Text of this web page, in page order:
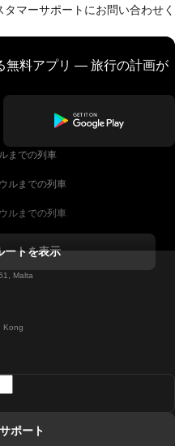
マーサポートにお問い合わせく
無料アプリ — 旅行の計画が
までの列車
ルまでの列車
ルまでの列車
ェイまでの列車
までの列車
ートを表示
Malta
Kong
ポート